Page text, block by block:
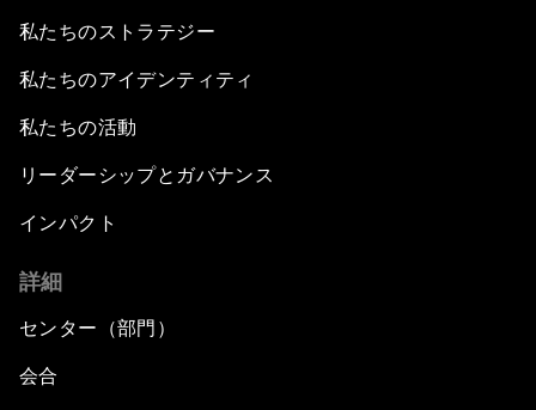
私たちのストラテジー
私たちのアイデンティティ
私たちの活動
リーダーシップとガバナンス
インパクト
詳細
センター（部門）
会合